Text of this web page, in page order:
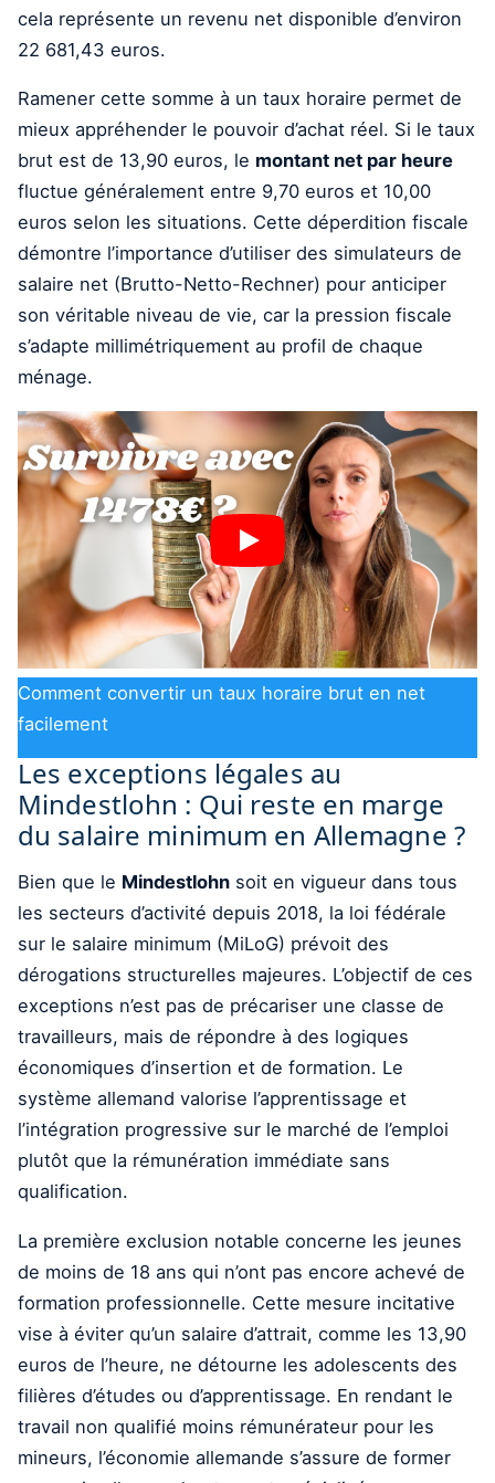
cela représente un revenu net disponible d’environ
22 681,43 euros.
Ramener cette somme à un taux horaire permet de
mieux appréhender le pouvoir d’achat réel. Si le taux
brut est de 13,90 euros, le montant net par heure
fluctue généralement entre 9,70 euros et 10,00
euros selon les situations. Cette déperdition fiscale
démontre l’importance d’utiliser des simulateurs de
salaire net (Brutto-Netto-Rechner) pour anticiper
son véritable niveau de vie, car la pression fiscale
s’adapte millimétriquement au profil de chaque
ménage.
Comment convertir un taux horaire brut en net
facilement
Les exceptions légales au
Mindestlohn : Qui reste en marge
du salaire minimum en Allemagne ?
Bien que le Mindestlohn soit en vigueur dans tous
les secteurs d’activité depuis 2018, la loi fédérale
sur le salaire minimum (MiLoG) prévoit des
dérogations structurelles majeures. L’objectif de ces
exceptions n’est pas de précariser une classe de
travailleurs, mais de répondre à des logiques
économiques d’insertion et de formation. Le
système allemand valorise l’apprentissage et
l’intégration progressive sur le marché de l’emploi
plutôt que la rémunération immédiate sans
qualification.
La première exclusion notable concerne les jeunes
de moins de 18 ans qui n’ont pas encore achevé de
formation professionnelle. Cette mesure incitative
vise à éviter qu’un salaire d’attrait, comme les 13,90
euros de l’heure, ne détourne les adolescents des
filières d’études ou d’apprentissage. En rendant le
travail non qualifié moins rémunérateur pour les
mineurs, l’économie allemande s’assure de former